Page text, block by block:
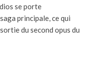
se porte
principale, ce qui
du second opus du